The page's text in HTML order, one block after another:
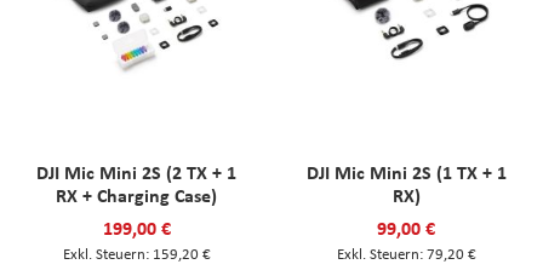
DJI Mic Mini 2S (2 TX + 1
RX + Charging Case)
199,00 €
159,20 €
DJI Mic Mini 2S (1 TX + 1
RX)
99,00 €
79,20 €